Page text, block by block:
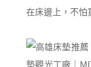
在床邊上，不怕